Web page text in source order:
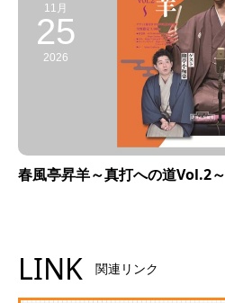
11月
25
2026
春風亭昇羊～真打への道Vol.2～
LINK 関連リンク